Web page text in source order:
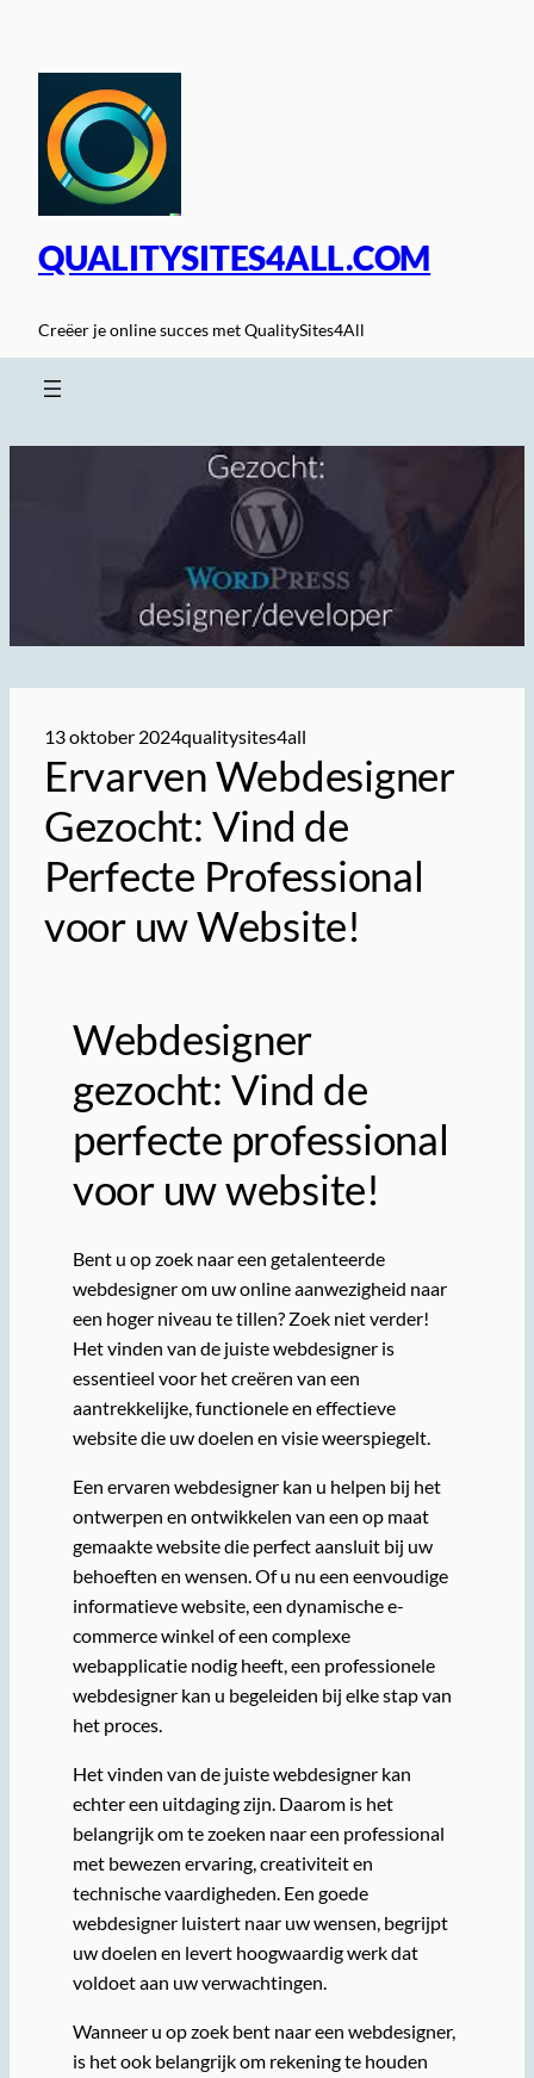
inhoud
QUALITYSITES4ALL.COM
Creëer je online succes met QualitySites4All
13 oktober 2024qualitysites4all
Ervarven Webdesigner
Gezocht: Vind de
Perfecte Professional
voor uw Website!
Webdesigner
gezocht: Vind de
perfecte professional
voor uw website!
Bent u op zoek naar een getalenteerde
webdesigner om uw online aanwezigheid naar
een hoger niveau te tillen? Zoek niet verder!
Het vinden van de juiste webdesigner is
essentieel voor het creëren van een
aantrekkelijke, functionele en effectieve
website die uw doelen en visie weerspiegelt.
Een ervaren webdesigner kan u helpen bij het
ontwerpen en ontwikkelen van een op maat
gemaakte website die perfect aansluit bij uw
behoeften en wensen. Of u nu een eenvoudige
informatieve website, een dynamische e-
commerce winkel of een complexe
webapplicatie nodig heeft, een professionele
webdesigner kan u begeleiden bij elke stap van
het proces.
Het vinden van de juiste webdesigner kan
echter een uitdaging zijn. Daarom is het
belangrijk om te zoeken naar een professional
met bewezen ervaring, creativiteit en
technische vaardigheden. Een goede
webdesigner luistert naar uw wensen, begrijpt
uw doelen en levert hoogwaardig werk dat
voldoet aan uw verwachtingen.
Wanneer u op zoek bent naar een webdesigner,
is het ook belangrijk om rekening te houden